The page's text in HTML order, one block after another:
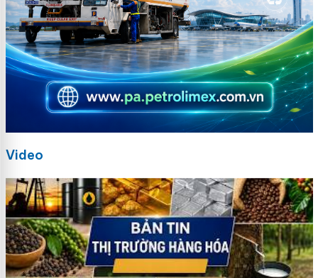
Video